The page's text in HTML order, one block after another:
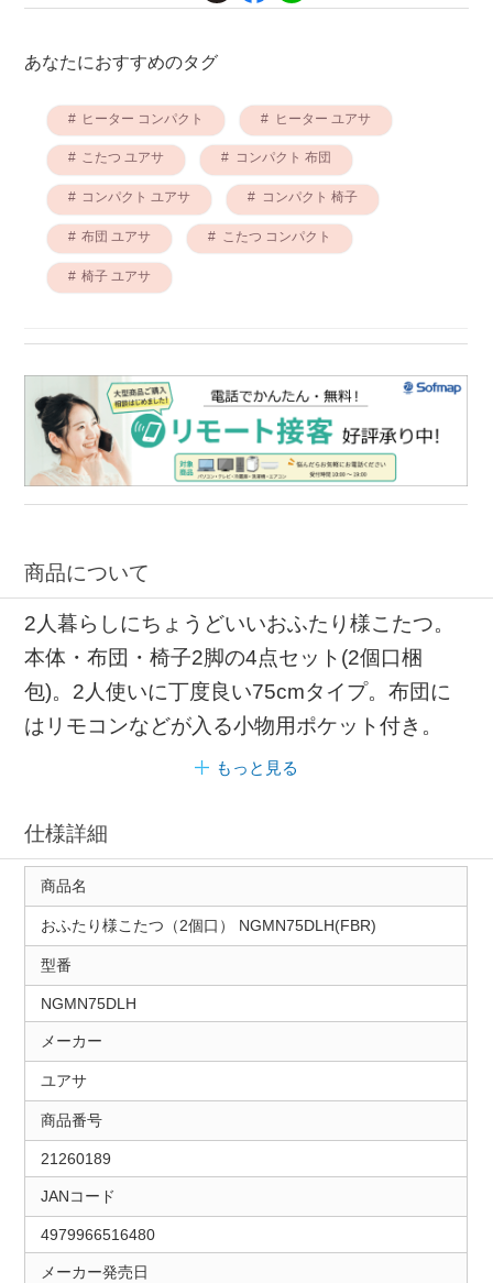
あなたにおすすめのタグ
ヒーター コンパクト ヒーター ユアサ
こたつ ユアサ コンパクト 布団
コンパクト ユアサ コンパクト 椅子
布団 ユアサ こたつ コンパクト
椅子 ユアサ
商品について
2人暮らしにちょうどいいおふたり様こたつ。
本体・布団・椅子2脚の4点セット(2個口梱
包)。2人使いに丁度良い75cmタイプ。布団に
はリモコンなどが入る小物用ポケット付き。
もっと見る
仕様詳細
商品名
おふたり様こたつ（2個口） NGMN75DLH(FBR)
型番
NGMN75DLH
メーカー
ユアサ
商品番号
21260189
JANコード
4979966516480
メーカー発売日